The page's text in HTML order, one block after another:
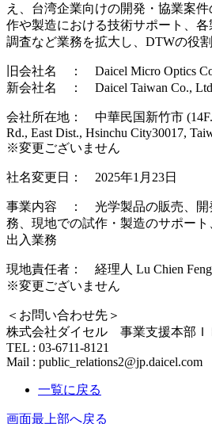
え、台湾企業向けの開発・協業案
作や製造における技術サポート、
調査など業務を拡大し、DTWの役
旧会社名 ： Daicel Micro Optics
新会社名 ： Daicel Taiwan Co.,
会社所在地： 中華民国新竹市
Rd., East Dist., Hsinchu City30017,
※変更ございません
社名変更日： 2025年1月23日
事業内容 ： 光学製品の販売、開
務、現地での試作・製造のサポー
出入業務
現地責任者： 経理人 Lu Chien Feng
※変更ございません
＜お問い合わせ先＞
株式会社ダイセル 事業支援本部Ｉ
TEL : 03-6711-8121
Mail : public_relations2@jp.daicel.com
一覧に戻る
画面最上部へ戻る